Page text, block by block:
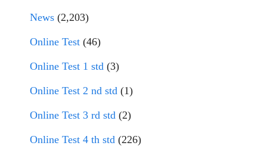
News (2,203)
Online Test (46)
Online Test 1 std (3)
Online Test 2 nd std (1)
Online Test 3 rd std (2)
Online Test 4 th std (226)